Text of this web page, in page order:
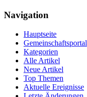
Navigation
Hauptseite
Gemeinschaftsportal
Kategorien
Alle Artikel
Neue Artikel
Top Themen
Aktuelle Ereignisse